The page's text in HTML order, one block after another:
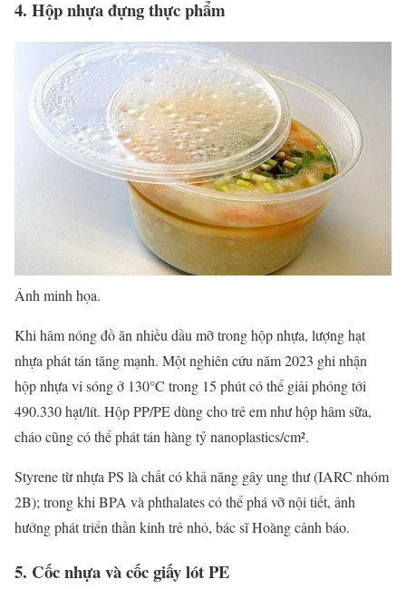
4. Hộp nhựa đựng thực phẩm
Ảnh minh họa.
Khi hâm nóng đồ ăn nhiều dầu mỡ trong hộp nhựa, lượng hạt
nhựa phát tán tăng mạnh. Một nghiên cứu năm 2023 ghi nhận
hộp nhựa vi sóng ở 130°C trong 15 phút có thể giải phóng tới
490.330 hạt/lít. Hộp PP/PE dùng cho trẻ em như hộp hâm sữa,
cháo cũng có thể phát tán hàng tỷ nanoplastics/cm².
Styrene từ nhựa PS là chất có khả năng gây ung thư (IARC nhóm
2B); trong khi BPA và phthalates có thể phá vỡ nội tiết, ảnh
hưởng phát triển thần kinh trẻ nhỏ, bác sĩ Hoàng cảnh báo.
5. Cốc nhựa và cốc giấy lót PE